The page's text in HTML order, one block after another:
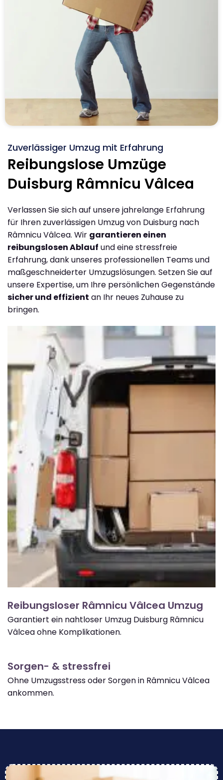
Zuverlässiger Umzug mit Erfahrung
Reibungslose Umzüge
Duisburg Râmnicu Vâlcea
Verlassen Sie sich auf unsere jahrelange Erfahrung
für Ihren zuverlässigen Umzug von Duisburg nach
Râmnicu Vâlcea. Wir garantieren einen
reibungslosen Ablauf und eine stressfreie
Erfahrung, dank unseres professionellen Teams und
maßgeschneiderter Umzugslösungen. Setzen Sie auf
unsere Expertise, um Ihre persönlichen Gegenstände
sicher und effizient an Ihr neues Zuhause zu
bringen.
Reibungsloser Râmnicu Vâlcea Umzug
Garantiert ein nahtloser Umzug Duisburg Râmnicu
Vâlcea ohne Komplikationen.
Sorgen- & stressfrei
Ohne Umzugsstress oder Sorgen in Râmnicu Vâlcea
ankommen.